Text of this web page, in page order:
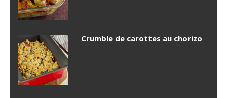
Crumble de carottes au chorizo